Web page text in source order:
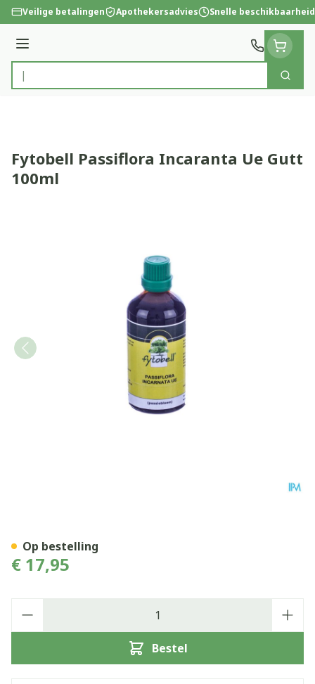
Ga naar de inhoud
Veilige betalingen Apothekersadvies Snelle beschikbaarheid
Menu
Product, merk, categorie...
Zoek
Fytobell Passiflora Incaranta Ue Gutt
100ml
€ 17,95
Bestel
Op bestelling